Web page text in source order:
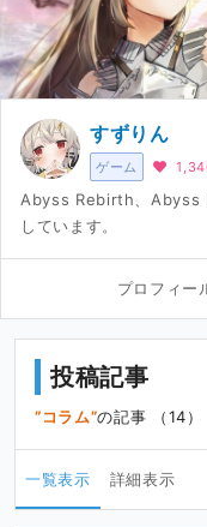
ゲーム
すずりん
Abyss Rebirth、Abyss
しています。
プロフィー
投稿記事
コラム の記事 （14）
一覧表示 詳細表示